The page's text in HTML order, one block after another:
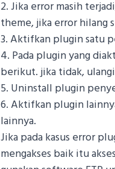
2. Jika error masih
theme, jika error hilang
3. Aktifkan plugin satu
4. Pada plugin yang
berikut. jika tidak,
5. Uninstall plugin
6. Aktifkan plugin
lainnya.
Jika pada kasus error
mengakses baik itu